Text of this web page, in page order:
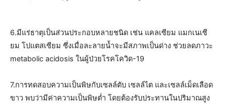
6.มีแร่ธาตุเป็นส่วนประกอบหลายชนิด เช่น แคลเซียม แมกเนเซี
ยม โปแตสเซียม ซึ่งเมื่อละลายน้ำจะมีสภาพเป็นด่าง ช่วยลดภาวะ
metabolic acidosis ในผู้ป่วยโรคโควิด-19
7.การทดสอบความเป็นพิษกับเซลล์ตับ เซลล์ไต และเซลล์เม็ดเลือด
ขาว พบว่ามีค่าความเป็นพิษต่ำ โดยต้องรับประทานในปริมาณสูง